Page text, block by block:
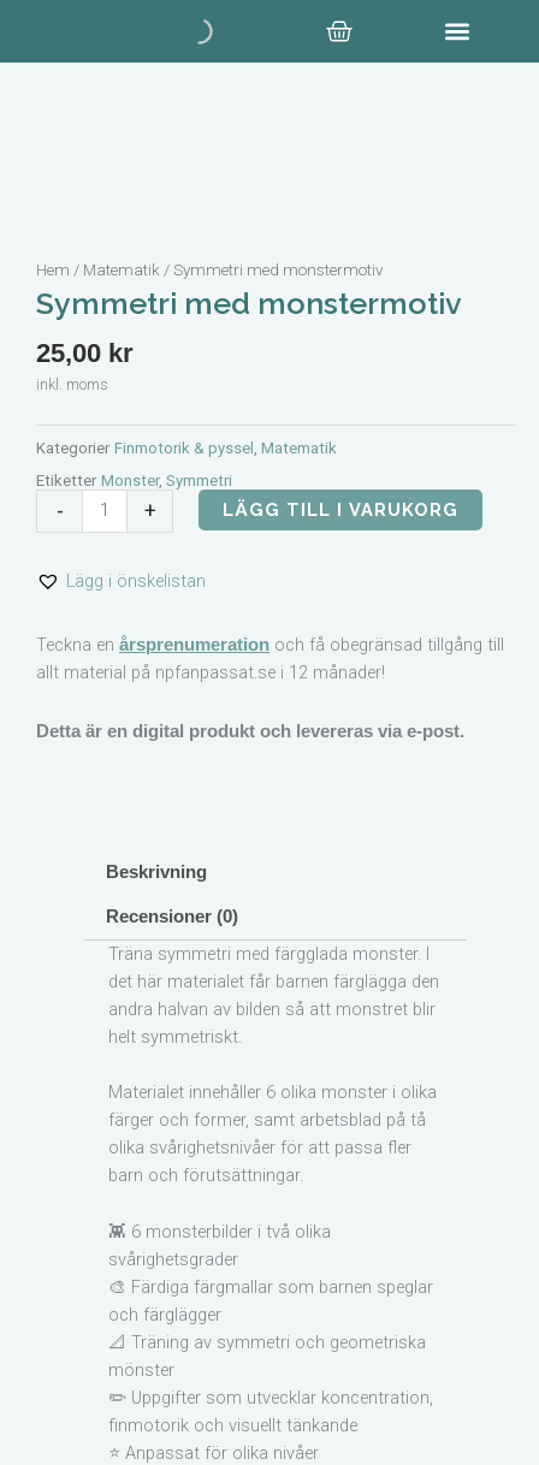
innehåll
Varukorg
Hem / Matematik / Symmetri med monstermotiv
Symmetri med monstermotiv
25,00 kr
inkl. moms
Kategorier Finmotorik & pyssel , Matematik
Etiketter Monster, Symmetri
-
Symmetri
med
mängd
+ LÄGG TILL I VARUKORG
Lägg i önskelistan
Teckna en årsprenumeration och få obegränsad tillgång till
allt material på npfanpassat.se i 12 månader!
Detta är en digital produkt och levereras via e-post.
Beskrivning
Recensioner (0)
Träna symmetri med färgglada monster. I
det här materialet får barnen färglägga den
andra halvan av bilden så att monstret blir
helt symmetriskt.
Materialet innehåller 6 olika monster i olika
färger och former, samt arbetsblad på tå
olika svårighetsnivåer för att passa fler
barn och förutsättningar.
👾 6 monsterbilder i två olika
svårighetsgrader
🎨 Färdiga färgmallar som barnen speglar
och färglägger
📐 Träning av symmetri och geometriska
mönster
✏️ Uppgifter som utvecklar koncentration,
finmotorik och visuellt tänkande
⭐ Anpassat för olika nivåer